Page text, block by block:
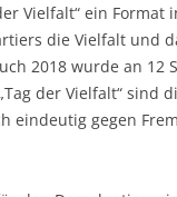
Vielfalt“ ein Format
die Vielfalt und
2018 wurde an 12
der Vielfalt“ sind
eindeutig gegen